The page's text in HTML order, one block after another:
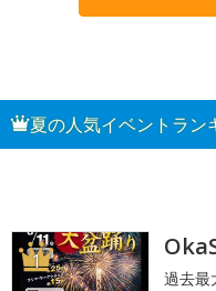
夏の人気イベントラン
1
過去最